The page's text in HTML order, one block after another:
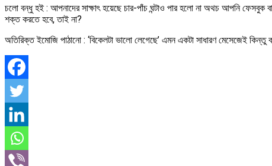
চলো বন্ধু হই : আপনাদের সাক্ষাৎ হয়েছে চার-পাঁচ ঘন্টাও পার হলো না অথচ আপনি
শক্ত করতে হবে, তাই না?
অতিরিক্ত ইমোজি পাঠানো : ‘বিকেলটা ভালো লেগেছে’ এমন একটা সাধারণ মেসেজেই